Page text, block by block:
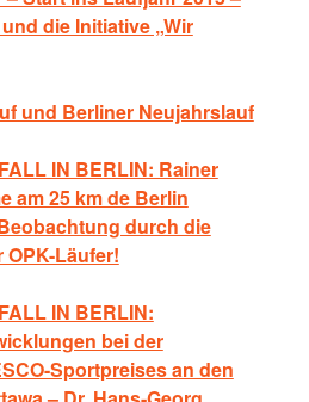
die Initiative „Wir
und Berliner Neujahrslauf
IN BERLIN: Rainer
am 25 km de Berlin
durch die
Läufer!
IN BERLIN:
bei der
Sportpreises an den